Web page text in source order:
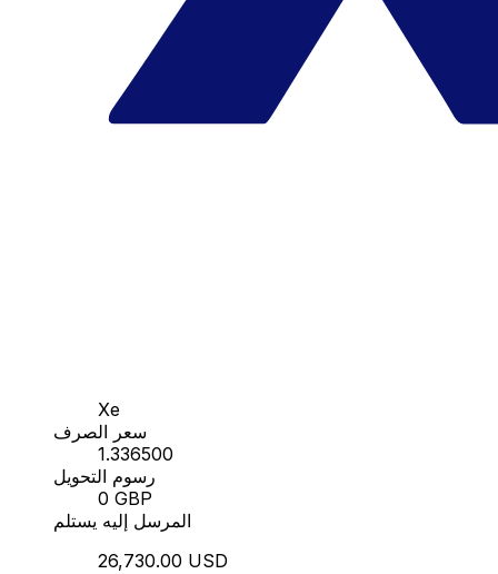
Xe
سعر الصرف
1.336500
رسوم التحويل
0 GBP
المرسل إليه يستلم
26,730.00 USD